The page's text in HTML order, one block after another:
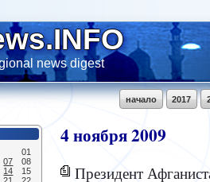
news digest
2017
начало
01
07
08
14
15
4ноября2009
Президент Афганистана Карзай